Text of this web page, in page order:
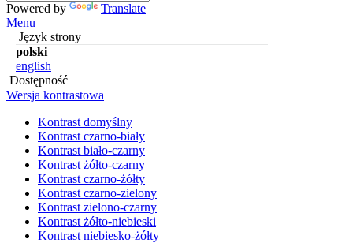
Powered by
Translate
Menu
Język strony
polski
english
Dostępność
Wersja kontrastowa
Kontrast domyślny
Kontrast czarno-biały
Kontrast biało-czarny
Kontrast żółto-czarny
Kontrast czarno-żółty
Kontrast czarno-zielony
Kontrast zielono-czarny
Kontrast żółto-niebieski
Kontrast niebiesko-żółty